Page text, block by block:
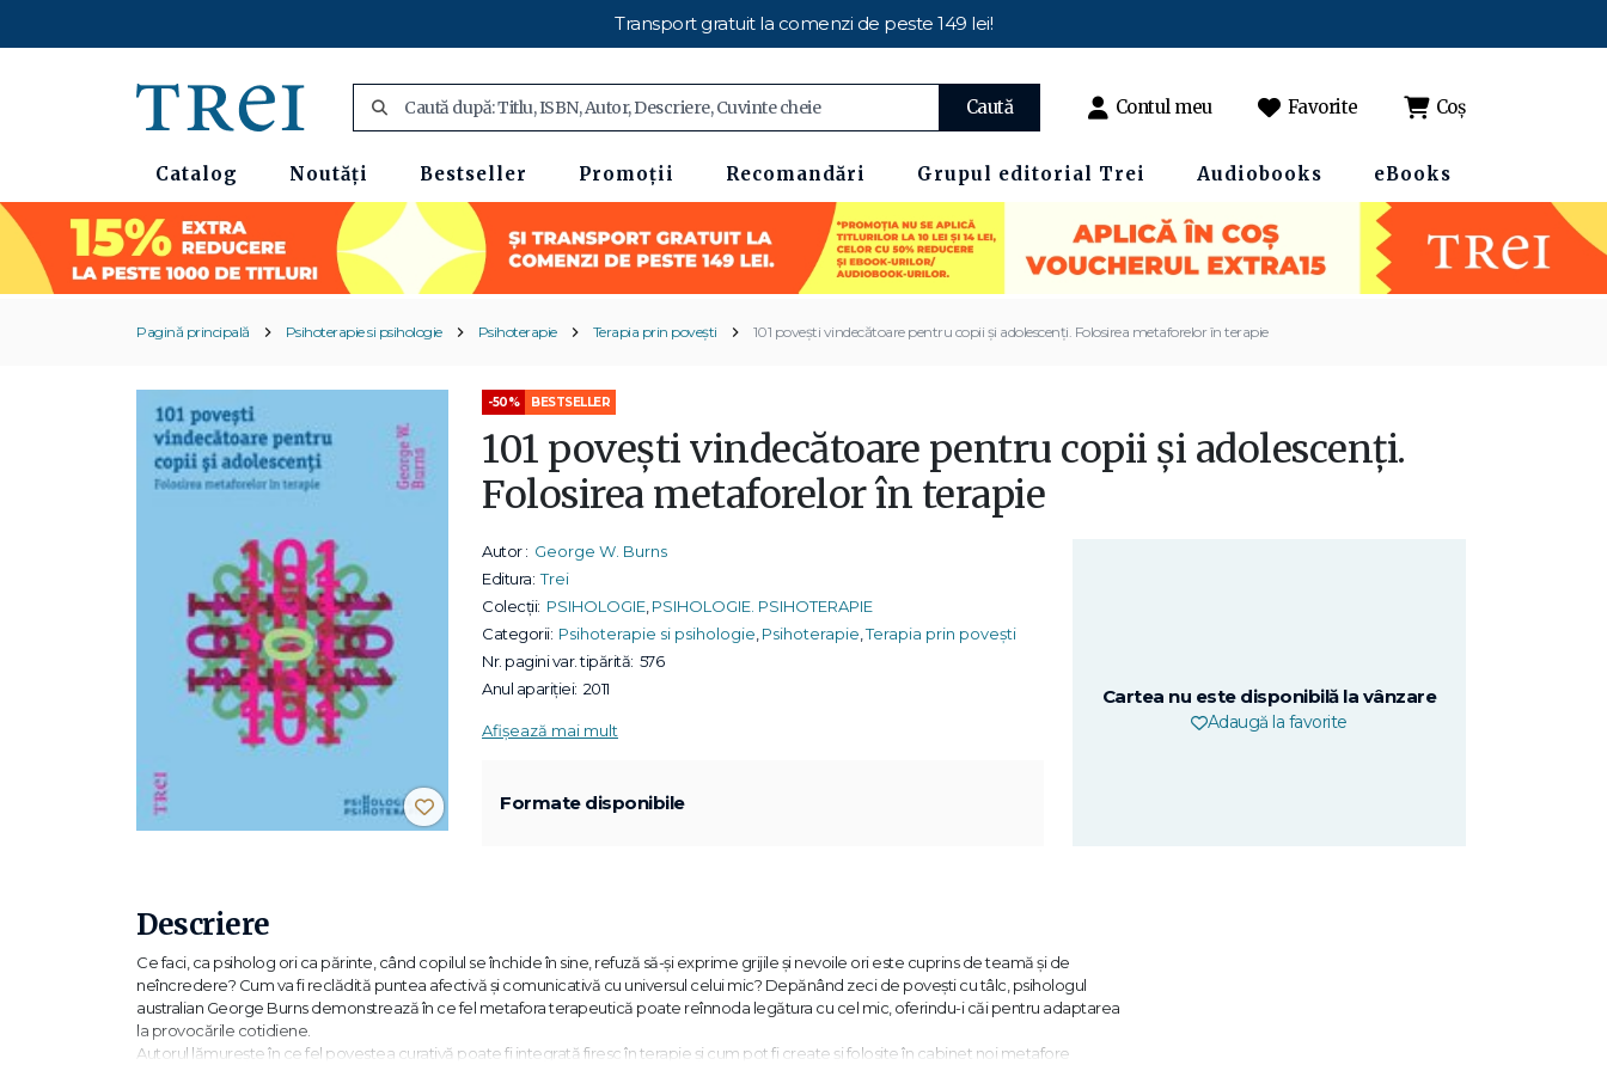
Transport gratuit la comenzi de peste 149 lei!
Caută Contul meu Favorite Coș
Catalog Noutăți Bestseller Promoții Recomandări Grupul editorial Trei Audiobooks eBooks
Pagină principală Psihoterapie si psihologie Psihoterapie Terapia prin povești 101 poveşti vindecătoare pentru copii şi adolescenți. Folosirea metaforelor în terapie
-50% BESTSELLER
101 poveşti vindecătoare pentru copii şi adolescenți.
Folosirea metaforelor în terapie
Autor : George W. Burns
Editura: Trei
Colecții: PSIHOLOGIE, PSIHOLOGIE. PSIHOTERAPIE
Categorii: Psihoterapie si psihologie Psihoterapie ,Terapia prin povești
Nr. pagini var. tipărită: 576
Anul apariției: 2011
Afișează mai mult
Formate disponibile
Cartea nu este disponibilă la vânzare
Adaugă la favorite
Descriere
Ce faci, ca psiholog ori ca părinte, când copilul se închide în sine, refuză să-şi exprime grijile şi nevoile ori este cuprins de teamă şi de
neîncredere? Cum va fi reclădită puntea afectivă şi comunicativă cu universul celui mic? Depănând zeci de poveşti cu tâlc, psihologul
australian George Burns demonstrează în ce fel metafora terapeutică poate reînnoda legătura cu cel mic, oferindu-i căi pentru adaptarea
la provocările cotidiene.
Autorul lămureşte în ce fel povestea curativă poate fi integrată firesc în terapie şi cum pot fi create şi folosite în cabinet noi metafore